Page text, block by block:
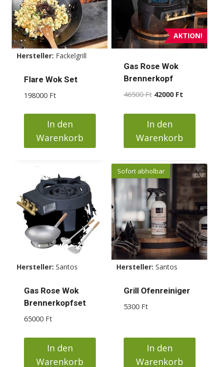
Hersteller: Fackelgrill
Flare Wok Set
198000 Ft
In den
Warenkorb
AKTION!
Gas Rose Wok
Brennerkopf
46500Ft Ursprünglicher
war:
46500 Ft
42000 FtAktueller
ist:
In den
Warenkorb
Hersteller: Santos
Gas Rose Wok
Brennerkopfset
65000 Ft
In den
Warenkorb
Sofort abholbar
Hersteller: Santos
Grill Ofenreiniger
5300 Ft
In den
Warenkorb